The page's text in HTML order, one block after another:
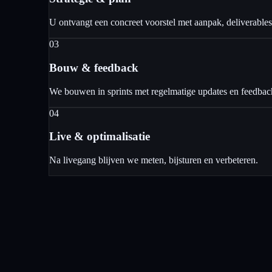
U ontvangt een concreet voorstel met aanpak,
03
Bouw & feedback
We bouwen in sprints met regelmatige updates en
04
Live & optimalisatie
Na livegang blijven we meten, bijsturen en verbeteren.